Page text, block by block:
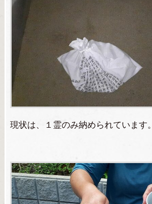
現状は、１霊のみ納められています。